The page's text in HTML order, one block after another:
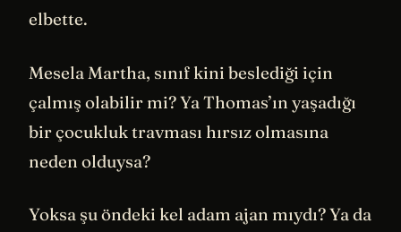
elbette.
Mesela Martha, sınıf kini beslediği için
çalmış olabilir mi? Ya Thomas’ın yaşadığı
bir çocukluk travması hırsız olmasına
neden olduysa?
Yoksa şu öndeki kel adam ajan mıydı? Ya da